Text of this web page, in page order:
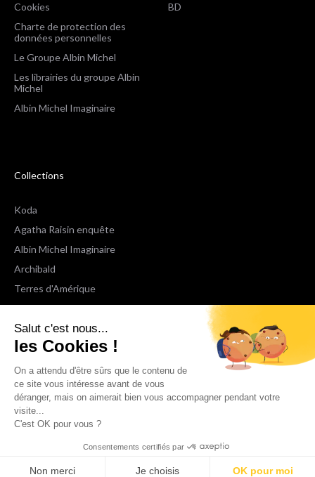
Salut c'est nous...
les Cookies !
On a attendu d'être sûrs que le contenu de
ce site vous intéresse avant de vous
déranger, mais on aimerait bien vous accompagner pendant votre
visite...
C'est OK pour vous ?
Consentements certifiés par
Non merci Je choisis OK pour moi
Cookies
Charte de protection des
données personnelles
Le Groupe Albin Michel
Les librairies du groupe Albin
Michel
Albin Michel Imaginaire
BD
Collections
Koda
Agatha Raisin enquête
Albin Michel Imaginaire
Archibald
Terres d'Amérique
Espaces Libres Poche
NOX
Wiz
Voir toutes les collections
Nous suivre